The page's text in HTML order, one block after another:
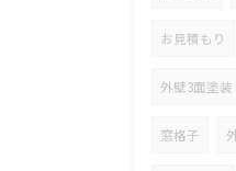
お見積もり
外壁3面塗装
窓格子